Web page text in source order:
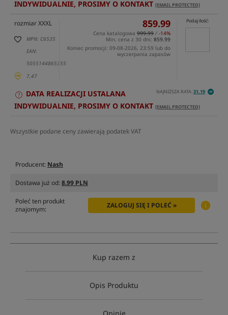
INDYWIDUALNIE, PROSIMY O KONTAKT [EMAIL PROTECTED]
rozmiar XXXL
MPN: C6535
EAN:
5055144865355
7,47
859.99
Cena katalogowa 999.99 / -14%
Min. cena z 30 dni: 859.99
Koniec promocji: 09-08-2026, 23:59 lub do
wyczerpania zapasów
Podaj ilość:
NAJNIŻSZA RATA:31.19
DATA REALIZACJI USTALANA
INDYWIDUALNIE, PROSIMY O KONTAKT [EMAIL PROTECTED]
Wszystkie podane ceny zawierają podatek VAT
Producent: Nash
Dostawa już od:8.99 PLN
Poleć ten produkt
znajomym:
ZALOGUJ SIĘ I POLEĆ »
Kup razem z
Opis Produktu